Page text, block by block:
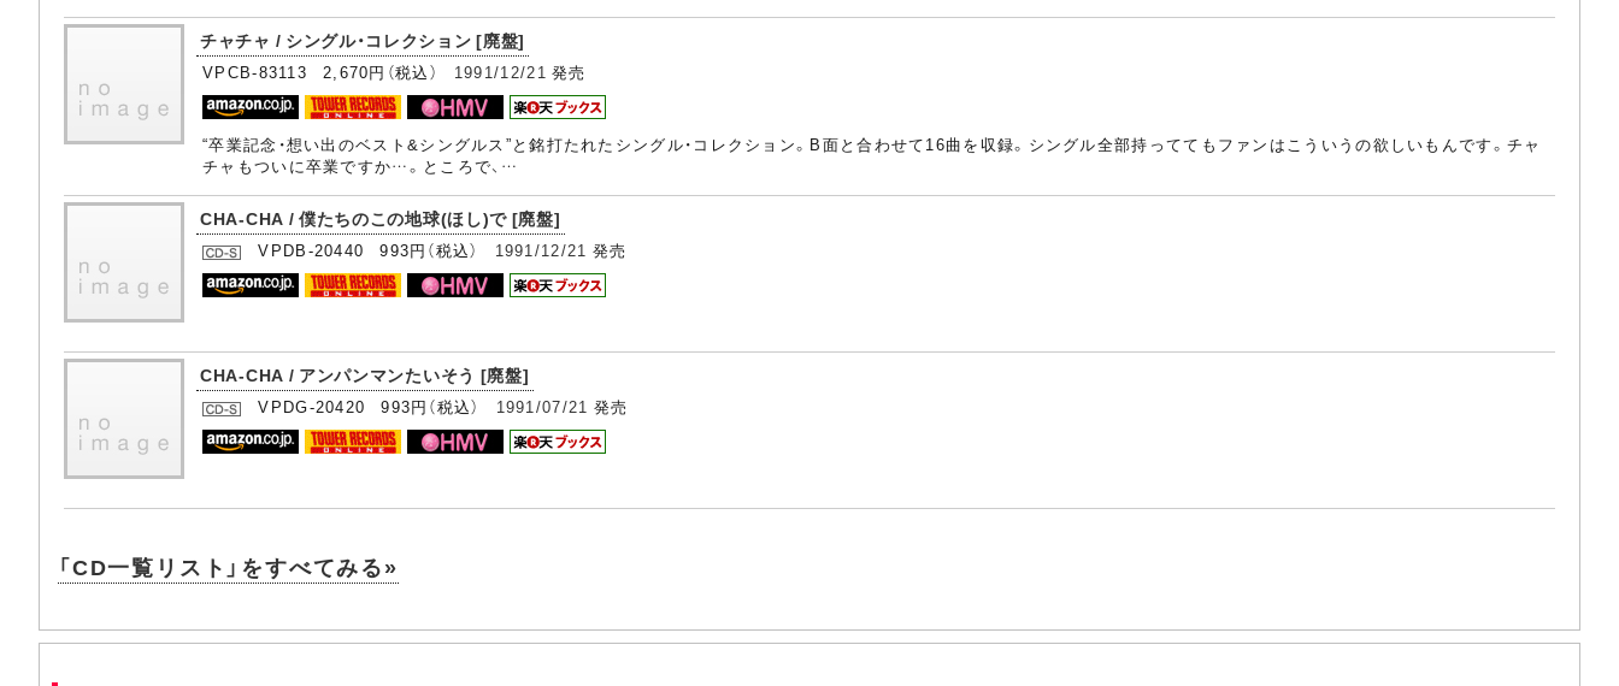
チャチャ / シングル・コレクション [廃盤]
VPCB-83113 2,670円（税込） 1991/12/21 発売
“卒業記念・想い出のベスト&シングルス”と銘打たれたシングル・コレクション。B面と合わせて16曲を収録。シングル全部持っててもファンはこういうの欲しいもんです。チャ
チャもついに卒業ですか…。ところで、…
CHA-CHA / 僕たちのこの地球(ほし)で [廃盤]
VPDB-20440 993円（税込） 1991/12/21 発売
CHA-CHA / アンパンマンたいそう [廃盤]
VPDG-20420 993円（税込） 1991/07/21 発売
「CD一覧リスト」をすべてみる»